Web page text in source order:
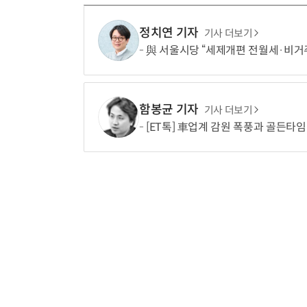
정치연 기자 기사 더보기
與 서울시당 “세제개편 전월세·비
함봉균 기자 기사 더보기
[ET톡] 車업계 감원 폭풍과 골든타임